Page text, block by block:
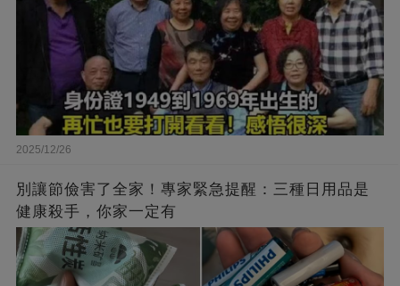
2025/12/26
別讓節儉害了全家！專家緊急提醒：三種日用品是
健康殺手，你家一定有